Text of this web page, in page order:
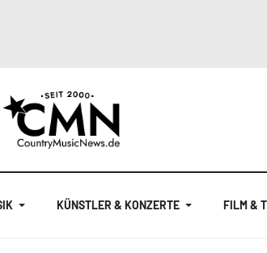
KÜNSTLER & KONZERTE FILM &